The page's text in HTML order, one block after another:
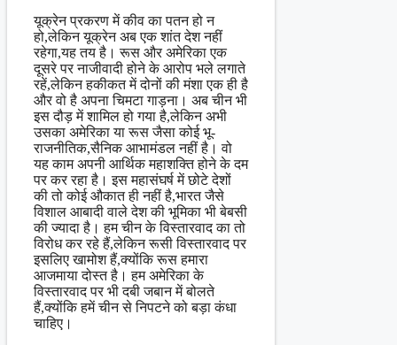
यूक्रेन प्रकरण में कीव का पतन हो न
हो,लेकिन यूक्रेन अब एक शांत देश नहीं
रहेगा,यह तय है। रूस और अमेरिका एक
दूसरे पर नाजीवादी होने के आरोप भले लगाते
रहें,लेकिन हकीकत में दोनों की मंशा एक ही है
और वो है अपना चिमटा गाड़ना। अब चीन भी
इस दौड़ में शामिल हो गया है,लेकिन अभी
उसका अमेरिका या रूस जैसा कोई भू-
राजनीतिक,सैनिक आभामंडल नहीं है। वो
यह काम अपनी आर्थिक महाशक्ति होने के दम
पर कर रहा है। इस महासंघर्ष में छोटे देशों
की तो कोई औकात ही नहीं है,भारत जैसे
विशाल आबादी वाले देश की भूमिका भी बेबसी
की ज्यादा है। हम चीन के विस्तारवाद का तो
विरोध कर रहे हैं,लेकिन रूसी विस्तारवाद पर
इसलिए खामोश हैं,क्योंकि रूस हमारा
आजमाया दोस्त है। हम अमेरिका के
विस्तारवाद पर भी दबी जबान में बोलते
हैं,क्योंकि हमें चीन से निपटने को बड़ा कंधा
चाहिए।